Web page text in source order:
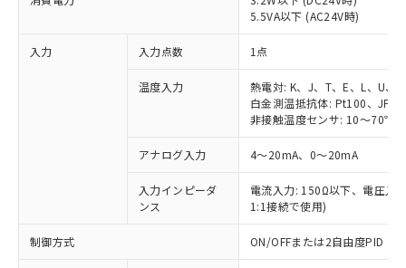
5.5VA以下 (AC24V時)
入力 入力点数 1点
温度入力
熱電対: K、J、T、E、L、U、
白金測温抵抗体: Pt100、
非接触温度センサ: 10～
アナログ入力 4～20mA、0～20mA
入力インピーダ
ンス
電流入力: 150Ω以下、電圧入
1:1接続で使用)
制御方式 ON/OFFまたは2自由度PID（